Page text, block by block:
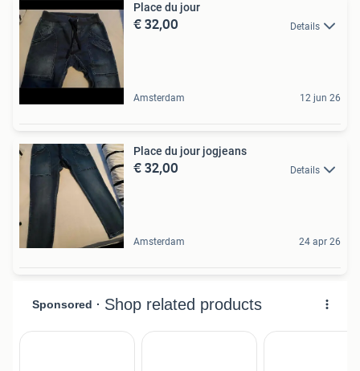
Place du jour
€ 32,00 Details
Amsterdam 12 jun 26
Place du jour jogjeans
€ 32,00 Details
Amsterdam 24 apr 26